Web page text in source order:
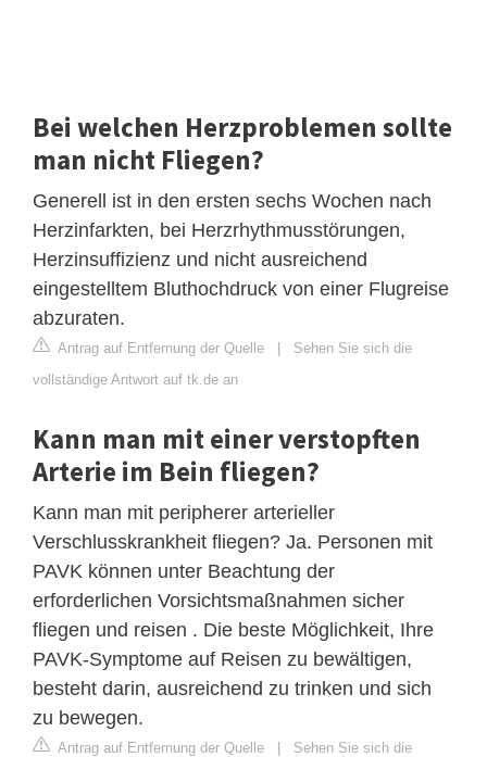
Bei welchen Herzproblemen sollte
man nicht Fliegen?
Generell ist in den ersten sechs Wochen nach
Herzinfarkten, bei Herzrhythmusstörungen,
Herzinsuffizienz und nicht ausreichend
eingestelltem Bluthochdruck von einer Flugreise
abzuraten.
Antrag auf Entfernung der Quelle | Sehen Sie sich die
vollständige Antwort auf tk.de an
Kann man mit einer verstopften
Arterie im Bein fliegen?
Kann man mit peripherer arterieller
Verschlusskrankheit fliegen? Ja. Personen mit
PAVK können unter Beachtung der
erforderlichen Vorsichtsmaßnahmen sicher
fliegen und reisen . Die beste Möglichkeit, Ihre
PAVK-Symptome auf Reisen zu bewältigen,
besteht darin, ausreichend zu trinken und sich
zu bewegen.
Antrag auf Entfernung der Quelle | Sehen Sie sich die